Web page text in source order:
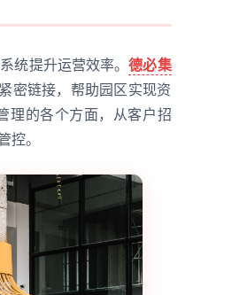
统提升运营效率。德必集
密链接，帮助园区实现资
理的各个方面，从客户招
。